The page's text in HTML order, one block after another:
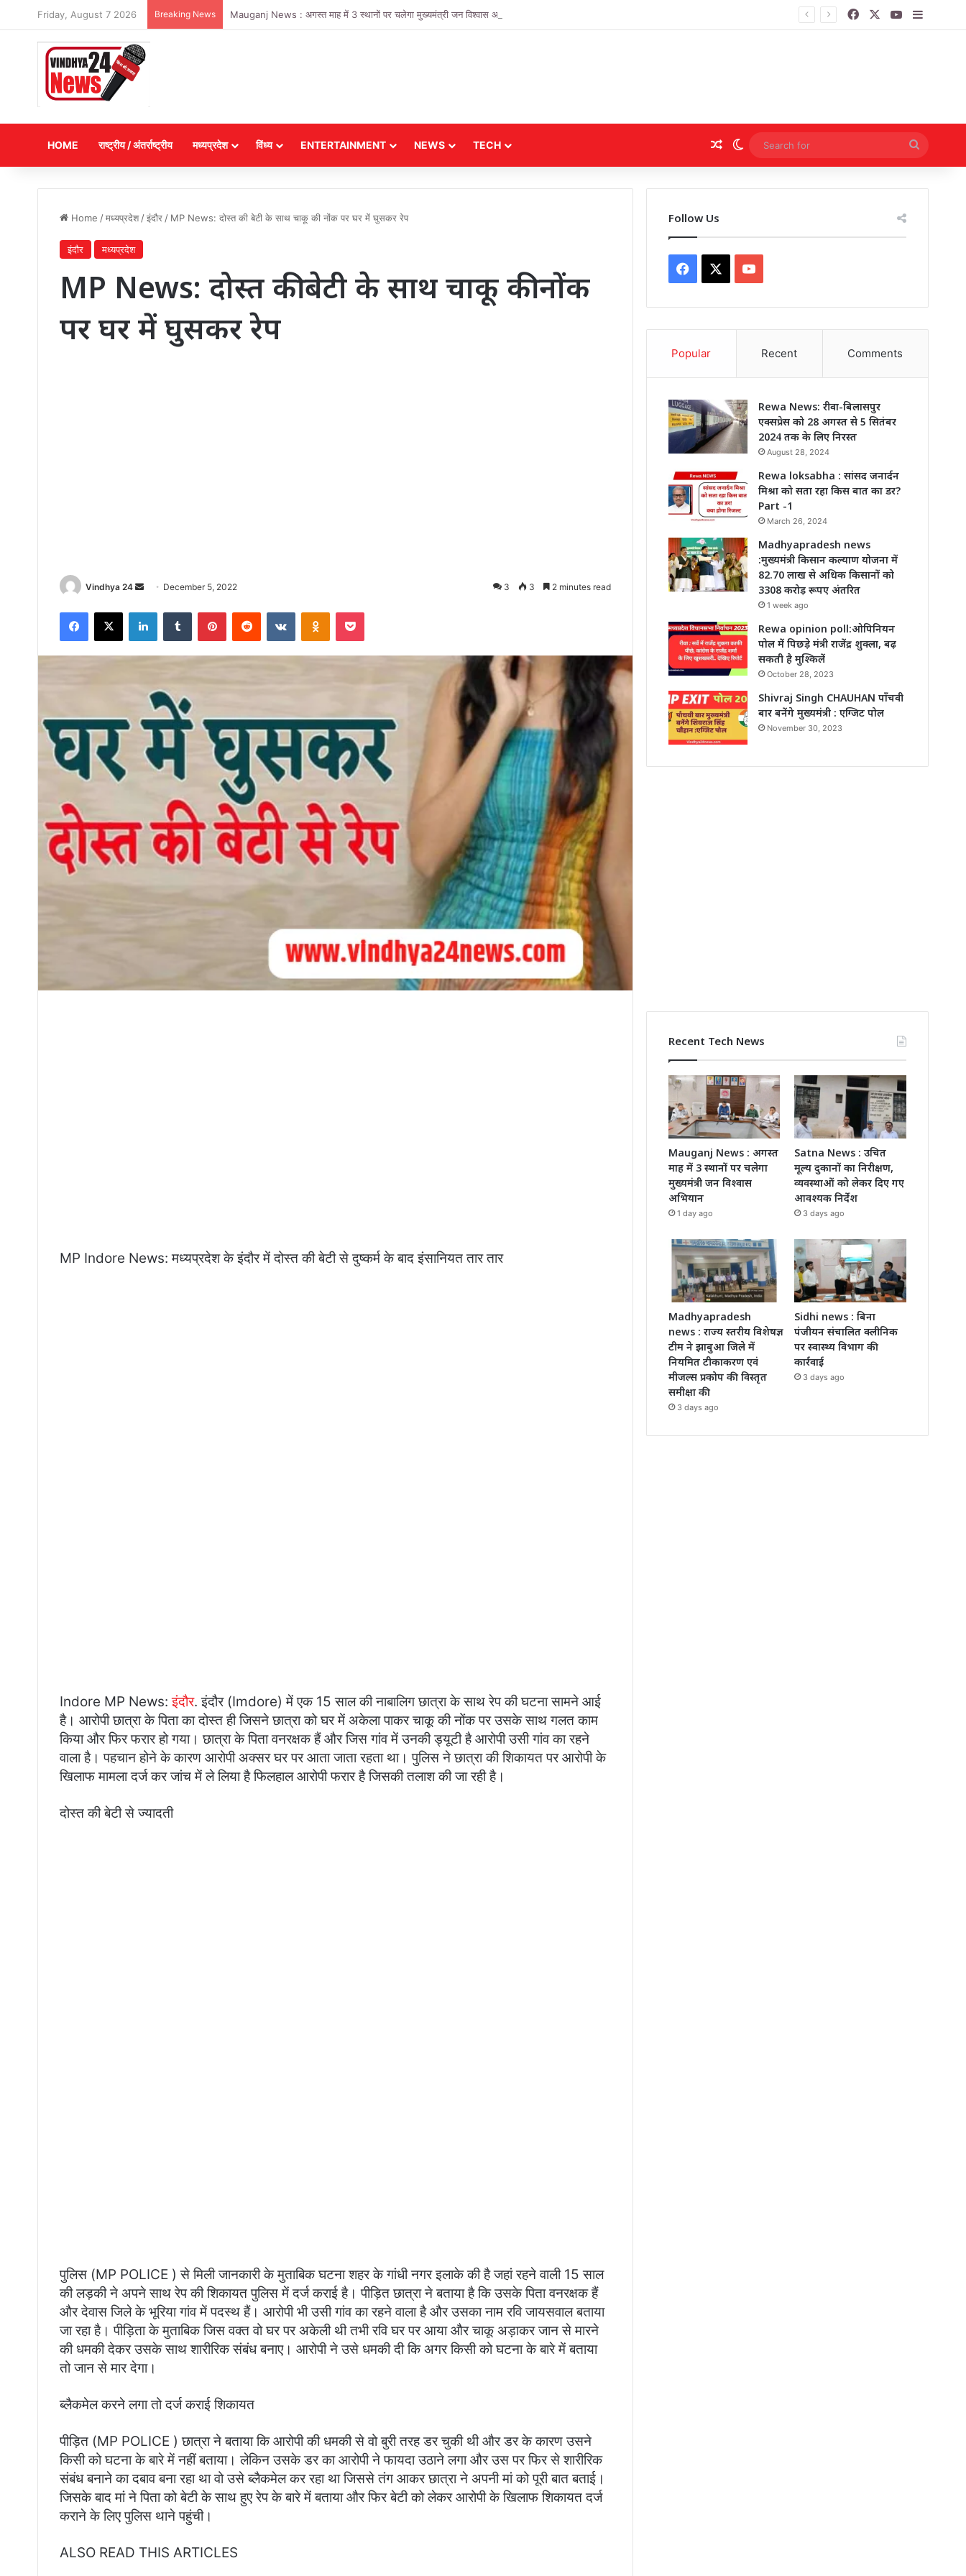
Friday, August 7 2026 Breaking News Mauganj News : अगस्त माह में 3 स्थानों पर चलेगा मुख्यमंत्री जन विश्वास अभियान FacebookYouTubeSidebar
HOME राष्ट्रीय / अंतर्राष्ट्रीय मध्यप्रदेश विंध्य ENTERTAINMENT NEWS TECH Random Article
Switch skin
for
Home /मध्यप्रदेश /इंदौर / MP News: दोस्त की बेटी के साथ चाकू की नोंक पर घर में घुसकर रेप
इंदौर मध्यप्रदेश
MP News: दोस्त की बेटी के साथ चाकू की नोंक
पर घर में घुसकर रेप
Vindhya 24
Send December 5, 2022 3 3 2 minutes read
Facebook
X LinkedInTumblr PinterestReddit VKontakteOdnoklassniki
Pocket
MP Indore News: मध्यप्रदेश के इंदौर में दोस्त की बेटी से दुष्कर्म के बाद इंसानियत तार तार
Indore MP News:इंदौर. इंदौर (Imdore) में एक 15 साल की नाबालिग छात्रा के साथ रेप की घटना सामने आई
है। आरोपी छात्रा के पिता का दोस्त ही जिसने छात्रा को घर में अकेला पाकर चाकू की नोंक पर उसके साथ गलत काम
किया और फिर फरार हो गया। छात्रा के पिता वनरक्षक हैं और जिस गांव में उनकी ड्यूटी है आरोपी उसी गांव का रहने
वाला है। पहचान होने के कारण आरोपी अक्सर घर पर आता जाता रहता था। पुलिस ने छात्रा की शिकायत पर आरोपी के
खिलाफ मामला दर्ज कर जांच में ले लिया है फिलहाल आरोपी फरार है जिसकी तलाश की जा रही है।
दोस्त की बेटी से ज्यादती
पुलिस (MP POLICE ) से मिली जानकारी के मुताबिक घटना शहर के गांधी नगर इलाके की है जहां रहने वाली 15 साल
की लड़की ने अपने साथ रेप की शिकायत पुलिस में दर्ज कराई है। पीड़ित छात्रा ने बताया है कि उसके पिता वनरक्षक हैं
और देवास जिले के भूरिया गांव में पदस्थ हैं। आरोपी भी उसी गांव का रहने वाला है और उसका नाम रवि जायसवाल बताया
जा रहा है। पीड़िता के मुताबिक जिस वक्त वो घर पर अकेली थी तभी रवि घर पर आया और चाकू अड़ाकर जान से मारने
की धमकी देकर उसके साथ शारीरिक संबंध बनाए। आरोपी ने उसे धमकी दी कि अगर किसी को घटना के बारे में बताया
तो जान से मार देगा।
ब्लैकमेल करने लगा तो दर्ज कराई शिकायत
पीड़ित (MP POLICE ) छात्रा ने बताया कि आरोपी की धमकी से वो बुरी तरह डर चुकी थी और डर के कारण उसने
किसी को घटना के बारे में नहीं बताया। लेकिन उसके डर का आरोपी ने फायदा उठाने लगा और उस पर फिर से शारीरिक
संबंध बनाने का दबाव बना रहा था वो उसे ब्लैकमेल कर रहा था जिससे तंग आकर छात्रा ने अपनी मां को पूरी बात बताई।
जिसके बाद मां ने पिता को बेटी के साथ हुए रेप के बारे में बताया और फिर बेटी को लेकर आरोपी के खिलाफ शिकायत दर्ज
कराने के लिए पुलिस थाने पहुंची।
ALSO READ THIS ARTICLES
Follow Us
Facebook YouTube
Popular Recent Comments
Rewa News: रीवा-बिलासपुर
एक्सप्रेस को 28 अगस्त से 5 सितंबर
2024 तक के लिए निरस्त
August 28, 2024
Rewa loksabha : सांसद जनार्दन
मिश्रा को सता रहा किस बात का डर?
Part -1
March 26, 2024
Madhyapradesh news
:मुख्यमंत्री किसान कल्याण योजना में
82.70 लाख से अधिक किसानों को
3308 करोड़ रूपए अंतरित
1 week ago
Rewa opinion poll:ओपिनियन
पोल में पिछड़े मंत्री राजेंद्र शुक्ला, बढ़
सकती है मुश्किलें
October 28, 2023
Shivraj Singh CHAUHAN पाँचवी
बार बनेंगे मुख्यमंत्री : एग्जिट पोल
November 30, 2023
Recent Tech News
Mauganj News : अगस्त
माह में 3 स्थानों पर चलेगा
मुख्यमंत्री जन विश्वास
अभियान
1 day ago
Satna News : उचित
मूल्य दुकानों का निरीक्षण,
व्यवस्थाओं को लेकर दिए गए
आवश्यक निर्देश
3 days ago
Madhyapradesh
news : राज्य स्तरीय विशेषज्ञ
टीम ने झाबुआ जिले में
नियमित टीकाकरण एवं
मीजल्स प्रकोप की विस्तृत
समीक्षा की
3 days ago
Sidhi news : बिना
पंजीयन संचालित क्लीनिक
पर स्वास्थ्य विभाग की
कार्रवाई
3 days ago